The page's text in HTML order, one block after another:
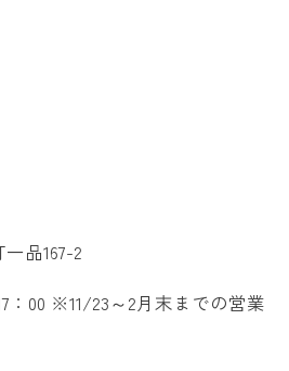
品167-2
：00 ※11/23～2月末までの営業